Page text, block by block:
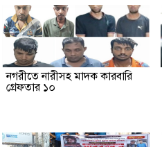
নগরীতে নারীসহ মাদক কারবারি
গ্রেফতার ১০